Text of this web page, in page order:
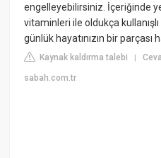
engelleyebilirsiniz. İçeriğinde
vitaminleri ile oldukça kullanışlı
günlük hayatınızın bir parçası
Kaynak kaldırma talebi |
sabah.com.tr